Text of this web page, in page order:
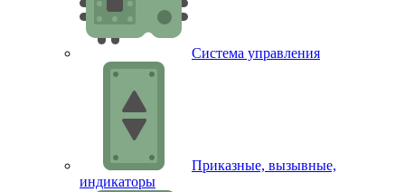
Система управления
Приказные, вызывные,
индикаторы